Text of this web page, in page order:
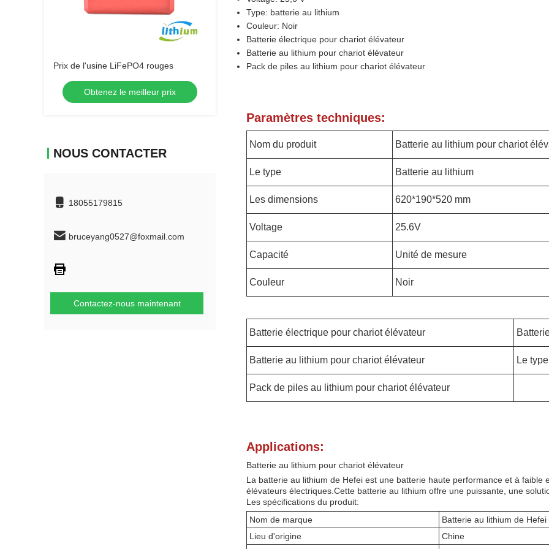
Prix de l'usine LiFePO4 rouges
Obtenez le meilleur prix
NOUS CONTACTER
18055179815
bruceyang0527@foxmail.com
Contactez-nous maintenant
Type: batterie au lithium
Couleur: Noir
Batterie électrique pour chariot élévateur
Batterie au lithium pour chariot élévateur
Pack de piles au lithium pour chariot élévateur
Paramètres techniques:
Nom du produit Batterie au lithium pour chariot
Le type Batterie au lithium
Les dimensions 620*190*520 mm
Voltage 25.6V
Capacité Unité de mesure
Couleur Noir
Batterie électrique pour chariot élévateur
Batterie au lithium pour chariot élévateur Le type
Pack de piles au lithium pour chariot élévateur
Applications:
Batterie au lithium pour chariot élévateur
La batterie au lithium de Hefei est une batterie haute performance et à faible
élévateurs électriques.Cette batterie au lithium offre une puissante, une
Les spécifications du produit:
Nom de marque
Batterie au lithium de Hefei
Lieu d'origine
Chine